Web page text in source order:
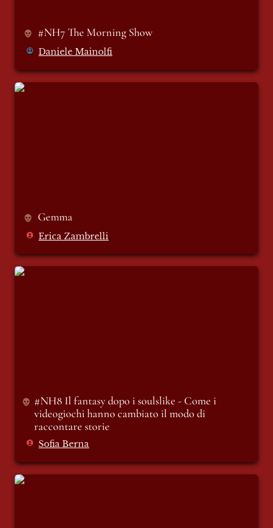
#NH7 The Morning Show
Daniele Mainolfi
Gemma
Gemma
Erica Zambrelli
#NH8 Il fantasy dopo i soulslike - Come i
#NH8 Il fantasy dopo i soulslike - Come i
videogiochi hanno cambiato il modo di
raccontare storie
Sofia Berna
Another day in paradise